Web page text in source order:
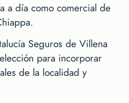
a día como comercial de
Seguros de Villena
para incorporar
de la localidad y